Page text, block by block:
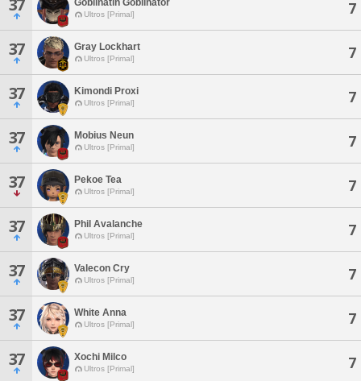
37 Goblinatin Goblinator
Ultros [Primal] 7
37 Gray Lockhart
Ultros [Primal] 7
37 Kimondi Proxi
Ultros [Primal] 7
37 Mobius Neun
Ultros [Primal] 7
37 Pekoe Tea
Ultros [Primal] 7
37 Phil Avalanche
Ultros [Primal] 7
37 Valecon Cry
Ultros [Primal] 7
37 White Anna
Ultros [Primal] 7
37 Xochi Milco
Ultros [Primal] 7